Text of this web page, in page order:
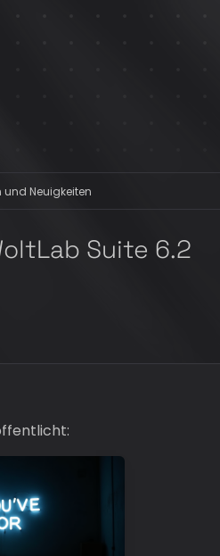
Neuigkeiten
Suite 6.2